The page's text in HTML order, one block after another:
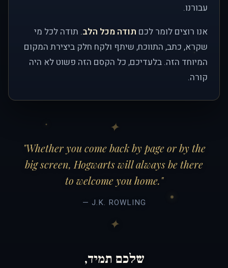
עבורנו.
אנו רוצים לומר לכם תודה מכל הלב. תודה לכל מי
שקרא, כתב, התווכח, שיתף ולקח חלק ביצירת המקום
המיוחד הזה. בלעדיכם, כל הקסם הזה פשוט לא היה
קורה.
"Whether you come back by page or by the
big screen, Hogwarts will always be there
to welcome you home."
— J.K. ROWLING
שלכם תמיד,